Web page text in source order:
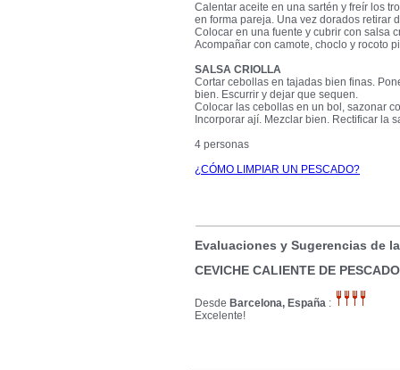
Calentar aceite en una sartén y freír los
en forma pareja. Una vez dorados retirar
Colocar en una fuente y cubrir con salsa
Acompañar con camote, choclo y rocoto
SALSA CRIOLLA
Cortar cebollas en tajadas bien finas.
bien. Escurrir y dejar que sequen.
Colocar las cebollas en un bol, sazonar
Incorporar ají. Mezclar bien. Rectificar la
4 personas
¿CÓMO LIMPIAR UN PESCADO?
Evaluaciones y Sugerencias de
CEVICHE CALIENTE DE PESCADO
Desde Barcelona, España :
Excelente!